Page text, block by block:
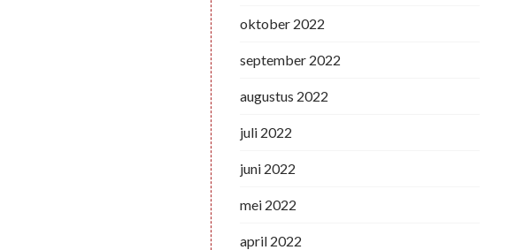
oktober 2022
september 2022
augustus 2022
juli 2022
juni 2022
mei 2022
april 2022